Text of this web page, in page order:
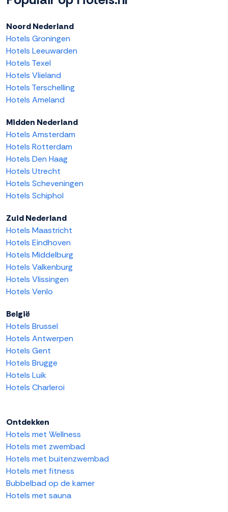
Noord Nederland
Hotels Groningen
Hotels Leeuwarden
Hotels Texel
Hotels Vlieland
Hotels Terschelling
Hotels Ameland
Midden Nederland
Hotels Amsterdam
Hotels Rotterdam
Hotels Den Haag
Hotels Utrecht
Hotels Scheveningen
Hotels Schiphol
Zuid Nederland
Hotels Maastricht
Hotels Eindhoven
Hotels Middelburg
Hotels Valkenburg
Hotels Vlissingen
Hotels Venlo
België
Hotels Brussel
Hotels Antwerpen
Hotels Gent
Hotels Brugge
Hotels Luik
Hotels Charleroi
Ontdekken
Hotels met Wellness
Hotels met zwembad
Hotels met buitenzwembad
Hotels met fitness
Bubbelbad op de kamer
Hotels met sauna